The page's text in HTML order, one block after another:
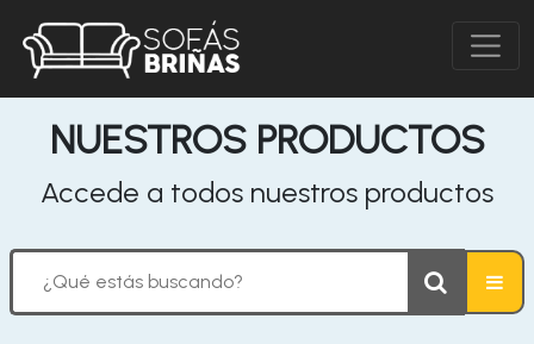
NUESTROS PRODUCTOS
Accede a todos nuestros productos